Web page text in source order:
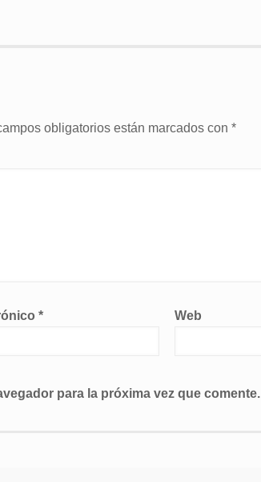
obligatorios están marcados con *
* Web
para la próxima vez que comente.